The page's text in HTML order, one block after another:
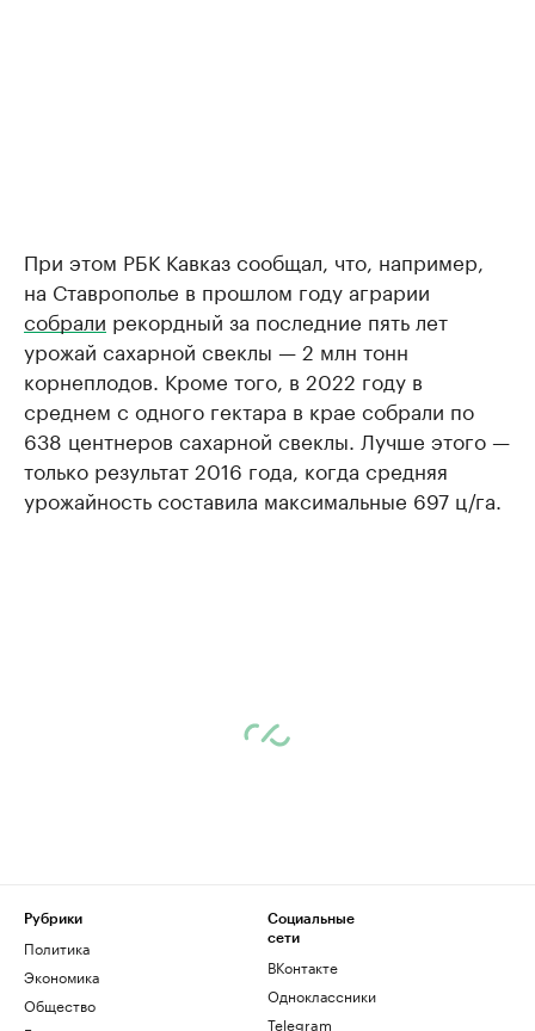
При этом РБК Кавказ сообщал, что, например,
на Ставрополье в прошлом году аграрии
собрали рекордный за последние пять лет
урожай сахарной свеклы — 2 млн тонн
корнеплодов. Кроме того, в 2022 году в
среднем с одного гектара в крае собрали по
638 центнеров сахарной свеклы. Лучше этого —
только результат 2016 года, когда средняя
урожайность составила максимальные 697 ц/га.
Рубрики
Политика
Экономика
Общество
Социальные
сети
ВКонтакте
Одноклассники
Telegram